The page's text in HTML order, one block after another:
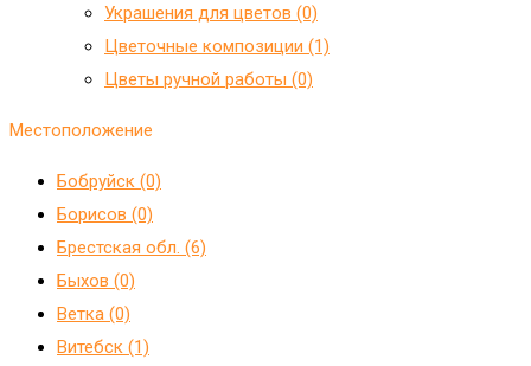
Украшения для цветов (0)
Цветочные композиции (1)
Цветы ручной работы (0)
Местоположение
Бобруйск (0)
Борисов (0)
Брестская обл. (6)
Быхов (0)
Ветка (0)
Витебск (1)